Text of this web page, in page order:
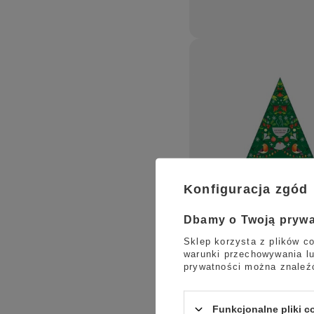
Konfiguracja zgód
Dbamy o Twoją
Sklep korzysta z plików
warunki przechowywania
prywatności można
Funkcjonalne pliki